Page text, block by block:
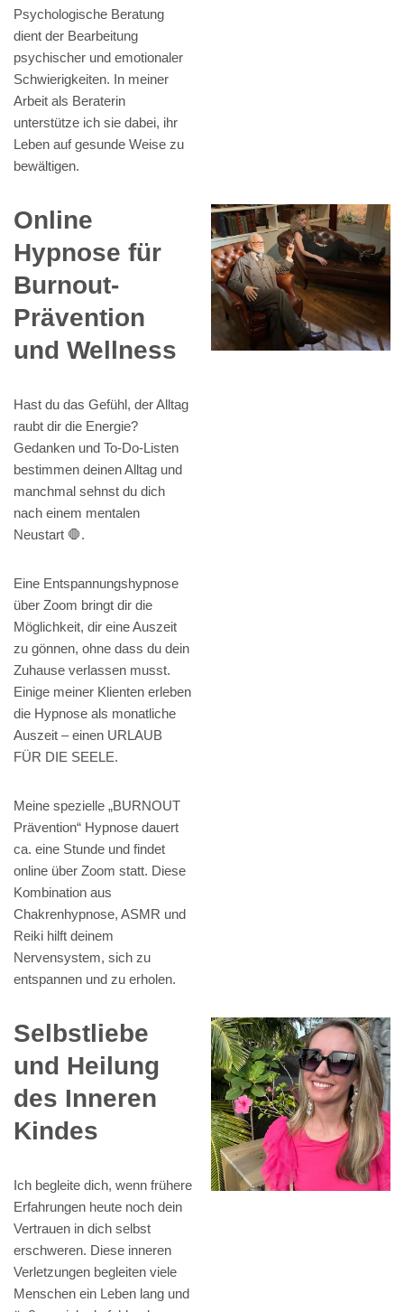
Psychologische Beratung
dient der Bearbeitung
psychischer und emotionaler
Schwierigkeiten. In meiner
Arbeit als Beraterin
unterstütze ich sie dabei, ihr
Leben auf gesunde Weise zu
bewältigen.
Online
Hypnose für
Burnout-
Prävention
und Wellness
Hast du das Gefühl, der Alltag
raubt dir die Energie?
Gedanken und To-Do-Listen
bestimmen deinen Alltag und
manchmal sehnst du dich
nach einem mentalen
Neustart 🛑.
Eine Entspannungshypnose
über Zoom bringt dir die
Möglichkeit, dir eine Auszeit
zu gönnen, ohne dass du dein
Zuhause verlassen musst.
Einige meiner Klienten erleben
die Hypnose als monatliche
Auszeit – einen URLAUB
FÜR DIE SEELE.
Meine spezielle „BURNOUT
Prävention“ Hypnose dauert
ca. eine Stunde und findet
online über Zoom statt. Diese
Kombination aus
Chakrenhypnose, ASMR und
Reiki hilft deinem
Nervensystem, sich zu
entspannen und zu erholen.
Selbstliebe
und Heilung
des Inneren
Kindes
Ich begleite dich, wenn frühere
Erfahrungen heute noch dein
Vertrauen in dich selbst
erschweren. Diese inneren
Verletzungen begleiten viele
Menschen ein Leben lang und